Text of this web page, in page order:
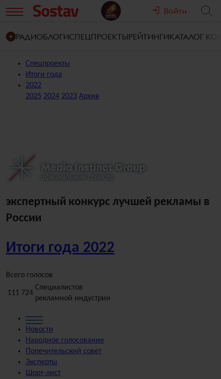
Войти
РАДИОБЛОГИСПЕЦПРОЕКТЫРЕЙТИНГИКАТАЛОГ
Спецпроекты
Итоги года
2022
2025 2024 2023 Архив
экспертный конкурс лучшей рекламы в
России
Итоги года 2022
Всего голосов
111 724
Специалистов
рекламной индустрии
Новости
Народное голосование
Попечительский совет
Эксперты
Шорт-лист